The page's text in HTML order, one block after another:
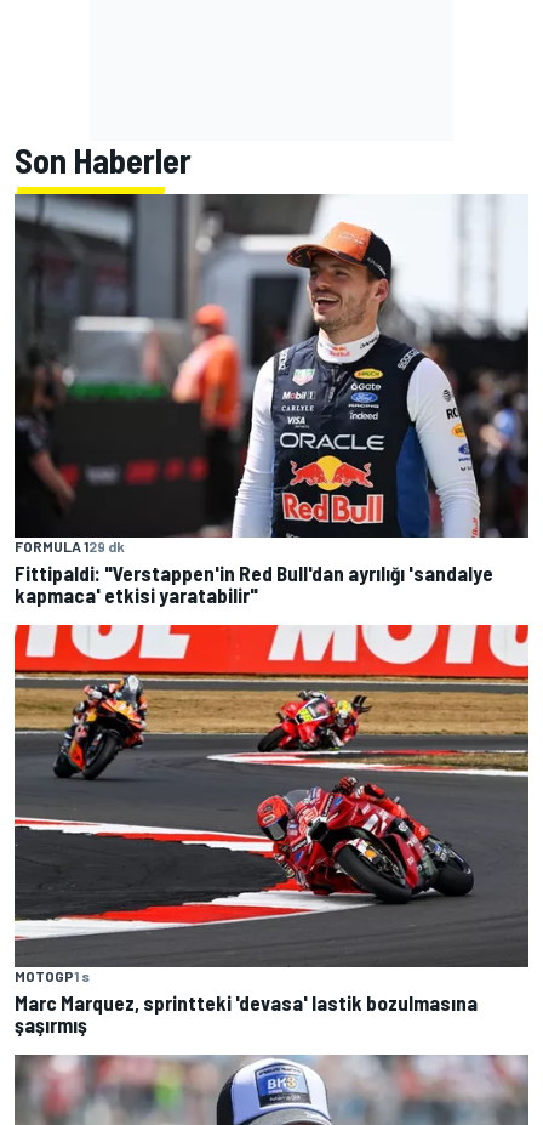
Son Haberler
FORMULA 129 dk
Fittipaldi: "Verstappen'in Red Bull'dan ayrılığı 'sandalye
kapmaca' etkisi yaratabilir"
MOTOGP1 s
Marc Marquez, sprintteki 'devasa' lastik bozulmasına
şaşırmış